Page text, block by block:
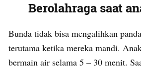
Berolahraga saat
Bunda tidak bisa mengalihkan
terutama ketika mereka mandi.
bermain air selama 5 – 30 menit.